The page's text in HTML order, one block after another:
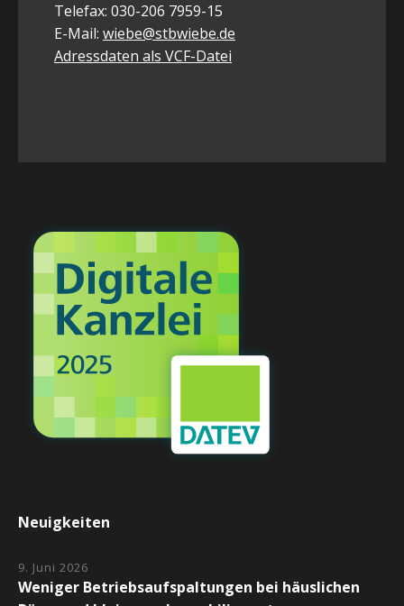
Telefax: 030-206 7959-15
E-Mail: wiebe@stbwiebe.de
Adressdaten als VCF-Datei
Neuigkeiten
9. Juni 2026
Weniger Betriebsaufspaltungen bei häuslichen